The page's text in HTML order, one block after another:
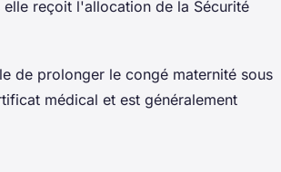
reçoit l'allocation de la Sécurité
de prolonger le congé maternité sous
médical et est généralement